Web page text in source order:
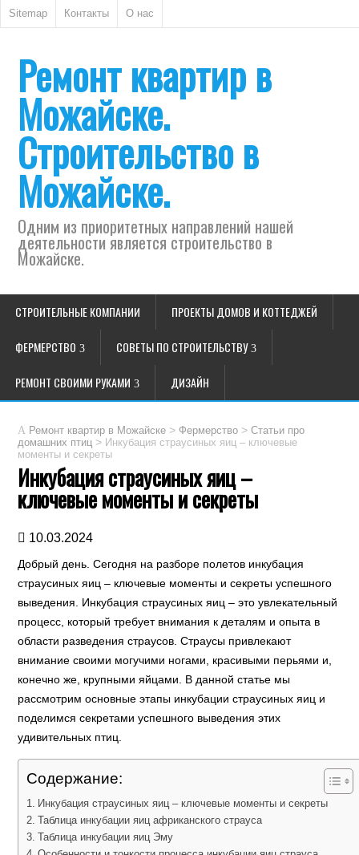
Sitemap Контакты О нас
Ремонт квартир в
Можайске.
Строительство в
Можайске.
Одним из приоритетных направлений нашей
деятельности является строительство в
Можайске.
СТРОИТЕЛЬНЫЕ КОМПАНИИ ПРОЕКТЫ ДОМОВ И КОТТЕДЖЕЙ
ФЕРМЕРСТВО СОВЕТЫ ПО СТРОИТЕЛЬСТВУ
РЕМОНТ СВОИМИ РУКАМИ ДИЗАЙН
Ремонт квартир в Можайске > Фермерство >Статьи про
домашних птиц > Инкубация страусиных яиц – ключевые
моменты и секреты
Инкубация страусиных яиц –
ключевые моменты и секреты
10.03.2024
Добрый день. Сегодня на разборе полетов инкубация
страусиных яиц – ключевые моменты и секреты успешного
выведения. Инкубация страусиных яиц – это увлекательный
процесс, который требует внимания к деталям и опыта в
области разведения страусов. Страусы привлекают
внимание своими могучими ногами, красивыми перьями и,
конечно же, крупными яйцами. В данной статье мы
рассмотрим основные этапы инкубации страусиных яиц и
поделимся секретами успешного выведения этих
удивительных птиц.
Содержание:
Инкубация страусиных яиц – ключевые моменты и секреты
Таблица инкубации яиц африканского страуса
Таблица инкубации яиц Эму